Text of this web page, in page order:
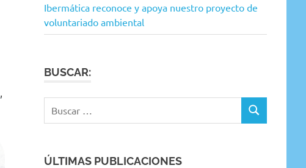
Ibermática reconoce y apoya nuestro proyecto de
voluntariado ambiental
BUSCAR:
BUSCAR
ÚLTIMAS PUBLICACIONES